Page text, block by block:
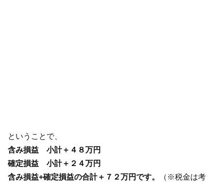
ということで、
含み損益 小計＋４８万円
確定損益 小計＋２４万円
含み損益+確定損益の合計＋７２万円です。
（※税金は考